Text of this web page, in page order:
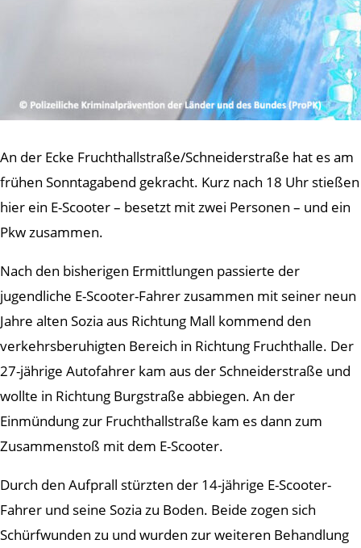
An der Ecke Fruchthallstraße/Schneiderstraße hat es am
frühen Sonntagabend gekracht. Kurz nach 18 Uhr stießen
hier ein E-Scooter – besetzt mit zwei Personen – und ein
Pkw zusammen.
Nach den bisherigen Ermittlungen passierte der
jugendliche E-Scooter-Fahrer zusammen mit seiner neun
Jahre alten Sozia aus Richtung Mall kommend den
verkehrsberuhigten Bereich in Richtung Fruchthalle. Der
27-jährige Autofahrer kam aus der Schneiderstraße und
wollte in Richtung Burgstraße abbiegen. An der
Einmündung zur Fruchthallstraße kam es dann zum
Zusammenstoß mit dem E-Scooter.
Durch den Aufprall stürzten der 14-jährige E-Scooter-
Fahrer und seine Sozia zu Boden. Beide zogen sich
Schürfwunden zu und wurden zur weiteren Behandlung